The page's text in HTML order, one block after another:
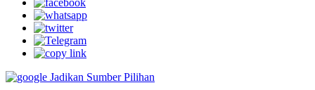
Jadikan Sumber Pilihan